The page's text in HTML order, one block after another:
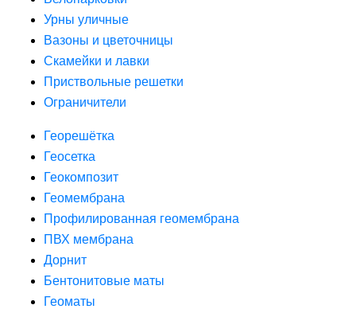
Урны уличные
Вазоны и цветочницы
Скамейки и лавки
Приствольные решетки
Ограничители
Георешётка
Геосетка
Геокомпозит
Геомембрана
Профилированная геомембрана
ПВХ мембрана
Дорнит
Бентонитовые маты
Геоматы